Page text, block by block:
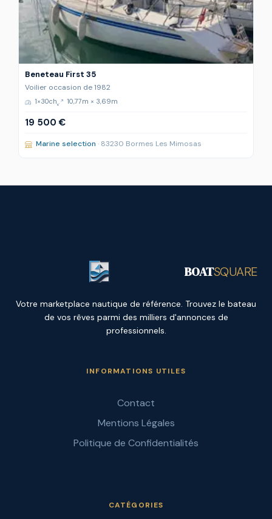
Beneteau First 35
Voilier occasion de 1982
1×30ch 10,77m × 3,69m
19 500 €
Marine selection · 83230 Bormes Les Mimosas
BOATSQUARE
Votre marketplace nautique de référence. Trouvez le bateau
de vos rêves parmi des milliers d'annonces de
professionnels.
INFORMATIONS UTILES
Contact
Mentions Légales
Politique de Confidentialités
CATÉGORIES